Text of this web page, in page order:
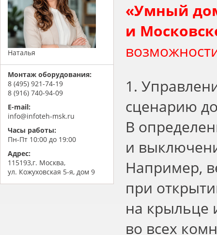
Наталья
Монтаж оборудования:
8 (495) 921-74-19
8 (916) 740-94-09
E-mail:
info@infoteh-msk.ru
Часы работы:
Пн-Пт 10:00 до 19:00
Адрес:
115193,г. Москва,
ул. Кожуховская 5-я, дом 9
«Умный
и
1.
сценарию
В
и
Например,
при
на крыльце
во всех